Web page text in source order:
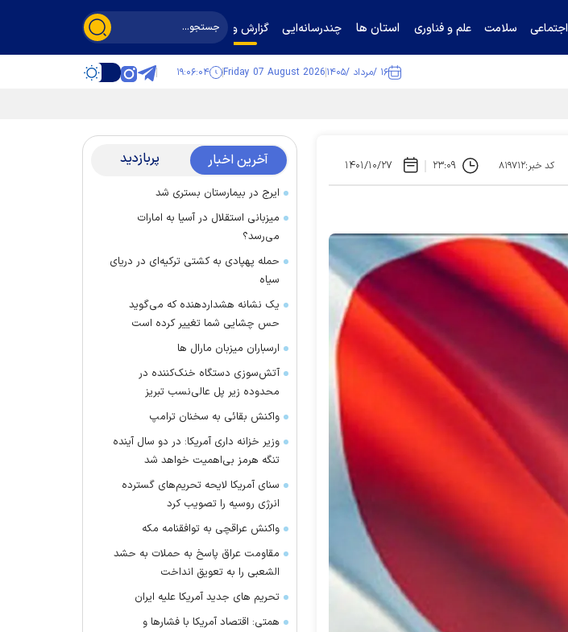
اجتماعی سلامت علم و فناوری استان ها چندرسانه‌ایی گزارش و گفت‌وگو
۱۶ /مرداد /۱۴۰۵ Friday 07 August 2026 ۱۹:۰۶:۰۵
کد خبر:۸۱۹۷۱۲ ۲۳:۰۹ ۱۴۰۱/۱۰/۲۷ آخرین اخبار پربازدید
ایرج در بیمارستان بستری شد
میزبانی استقلال در آسیا به امارات
می‌رسد؟
حمله پهپادی به کشتی ترکیه‌ای در دریای
سیاه
یک نشانه هشداردهنده که می‌گوید
حس چشایی شما تغییر کرده است
ارسباران میزبان مارال ها
آتش‌سوزی دستگاه خنک‌کننده در
محدوده زیر پل عالی‌نسب تبریز
واکنش بقائی به سخنان ترامپ
وزیر خزانه داری آمریکا: در دو سال آینده
تنگه هرمز بی‌اهمیت خواهد شد
سنای آمریکا لایحه تحریم‌های گسترده
انرژی روسیه را تصویب کرد
واکنش عراقچی به توافقنامه مکه
مقاومت عراق پاسخ به حملات به حشد
الشعبی را به تعویق انداخت
تحریم های جدید آمریکا علیه ایران
همتی: اقتصاد آمریکا با فشارها و